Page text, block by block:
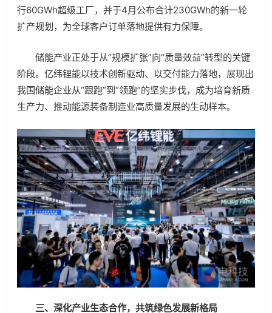
行60GWh超级工厂，并于4月公布合计230GWh的新一轮
扩产规划，为全球客户订单落地提供有力保障。
储能产业正处于从“规模扩张”向“质量效益”转型的关键
阶段。亿纬锂能以技术创新驱动、以交付能力落地，展现出
我国储能企业从“跟跑”到“领跑”的坚实步伐，成为培育新质
生产力、推动能源装备制造业高质量发展的生动样本。
三、深化产业生态合作，共筑绿色发展新格局